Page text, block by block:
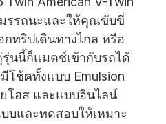
รรถนะและให้คุณขับขี่
ทริปเดินทางไกล หรือ
นนี้ก็แมตช์เข้ากับรถได้
โช้คทั้งแบบ Emulsion
โฮส และแบบอินไลน์
บและทดสอบให้เหมาะ